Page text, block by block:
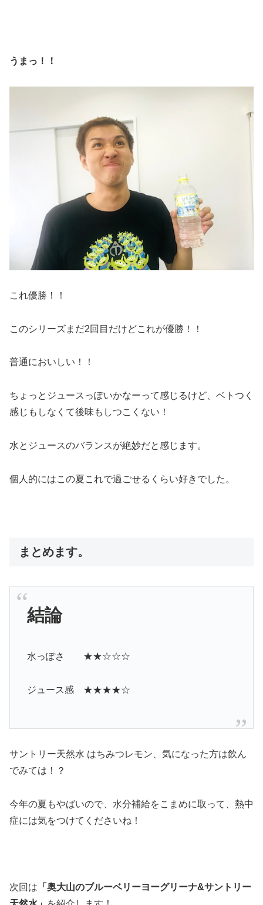
うまっ！！
これ優勝！！
このシリーズまだ2回目だけどこれが優勝！！
普通においしい！！
ちょっとジュースっぽいかなーって感じるけど、ベトつく
感じもしなくて後味もしつこくない！
水とジュースのバランスが絶妙だと感じます。
個人的にはこの夏これで過ごせるくらい好きでした。
まとめます。
結論
水っぽさ ★★☆☆☆
ジュース感 ★★★★☆
サントリー天然水 はちみつレモン、気になった方は飲ん
でみては！？
今年の夏もやばいので、水分補給をこまめに取って、熱中
症には気をつけてくださいね！
次回は 「奥大山のブルーベリーヨーグリーナ&サントリー